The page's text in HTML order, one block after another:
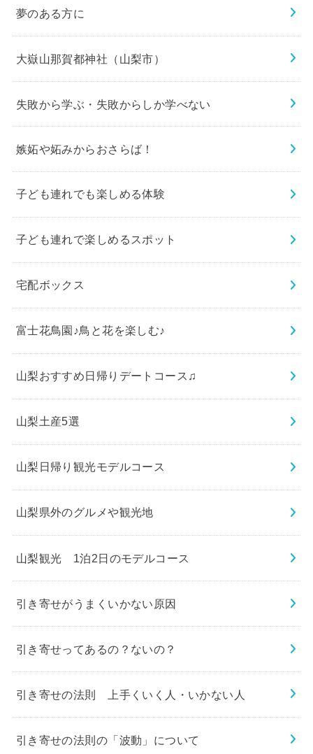
夢のある方に
大嶽山那賀都神社（山梨市）
失敗から学ぶ・失敗からしか学べない
嫉妬や妬みからおさらば！
子ども連れでも楽しめる体験
子ども連れで楽しめるスポット
宅配ボックス
富士花鳥園♪鳥と花を楽しむ♪
山梨おすすめ日帰りデートコース♫
山梨土産5選
山梨日帰り観光モデルコース
山梨県外のグルメや観光地
山梨観光 1泊2日のモデルコース
引き寄せがうまくいかない原因
引き寄せってあるの？ないの？
引き寄せの法則 上手くいく人・いかない人
引き寄せの法則の「波動」について